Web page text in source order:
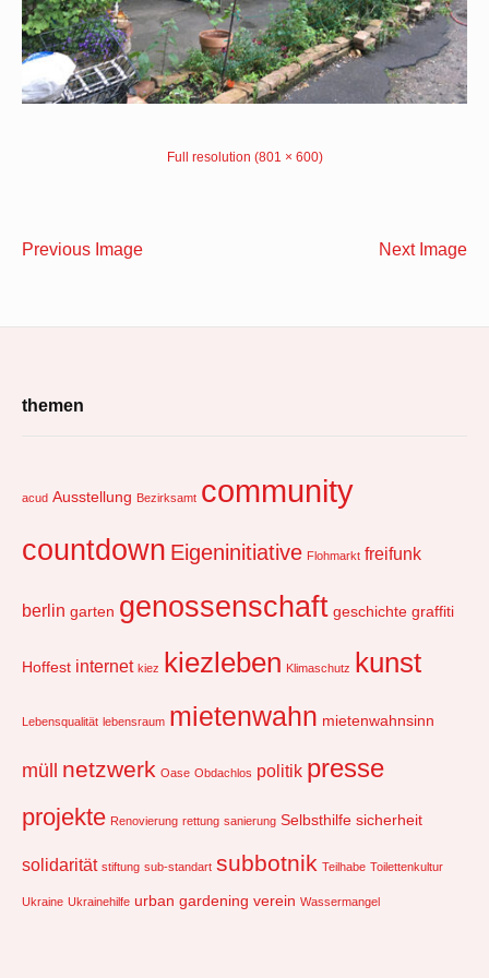
Full resolution (801 × 600)
Previous Image Next Image
Area
themen
acud Ausstellung Bezirksamt community
countdown Eigeninitiative Flohmarkt freifunk
berlin garten genossenschaft geschichte graffiti
Hoffest internet kiez kiezleben Klimaschutz kunst
Lebensqualität lebensraum mietenwahn mietenwahnsinn
müll netzwerk Oase Obdachlos politik presse
projekte Renovierung rettung sanierung Selbsthilfe sicherheit
solidarität stiftung sub-standart subbotnik Teilhabe Toilettenkultur
Ukraine Ukrainehilfe urban gardening verein Wassermangel